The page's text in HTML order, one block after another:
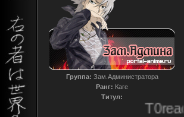
Группа: Зам.Администратора
Ранг: Каге
Титул:
T0reador xD